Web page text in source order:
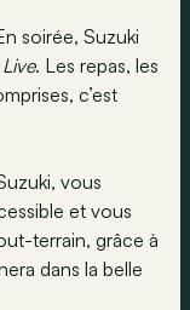
soirée, Suzuki
Live. Les repas, les
c’est
vous
et vous
terrain, grâce à
dans la belle